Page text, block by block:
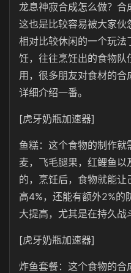
龙息神寂合成怎么做？合
这也是比较容易被大家伙
相对比较休闲的一个玩法
饪，往往烹饪出的食物
用，很多朋友对食材的
详细介绍一番。
[虎牙奶瓶加速器]
鱼糕：这个食物的制作
麦，飞毛腿果，红鲤鱼
的，烹饪后，食物就能
高4%，还能有额外2%的
大提高，尤其是在持久战
[虎牙奶瓶加速器]
炸鱼套餐：这个食物的合